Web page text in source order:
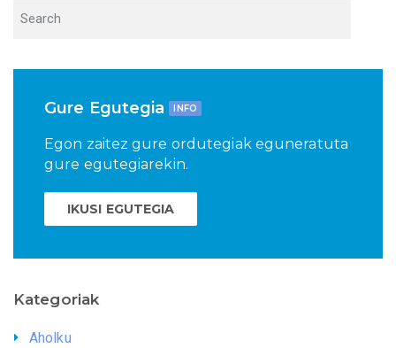
Gure Egutegia INFO
Egon zaitez gure ordutegiak eguneratuta
gure egutegiarekin.
IKUSI EGUTEGIA
Kategoriak
Aholku